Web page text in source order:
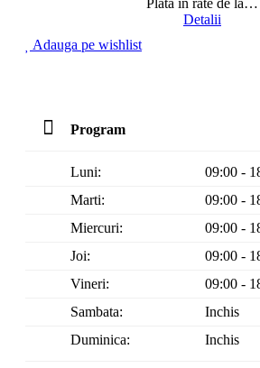
Detalii
Adauga pe wishlist
Program
Luni:
09:00 -
Marti:
09:00 -
Miercuri:
09:00 -
Joi:
09:00 -
Vineri:
09:00 -
Sambata:
Inchis
Duminica:
Inchis